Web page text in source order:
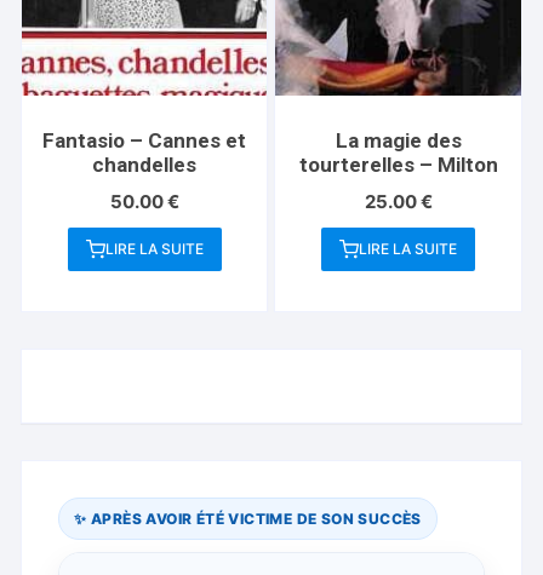
Fantasio – Cannes et
chandelles
50.00€
LIRE LA SUITE
La magie des
tourterelles – Milton
25.00€
LIRE LA SUITE
✨ APRÈS AVOIR ÉTÉ VICTIME DE SON SUCCÈS